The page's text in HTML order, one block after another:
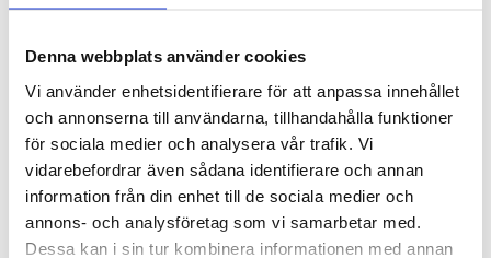
Denna webbplats använder cookies
Vi använder enhetsidentifierare för att anpassa innehållet
och annonserna till användarna, tillhandahålla funktioner
för sociala medier och analysera vår trafik. Vi
vidarebefordrar även sådana identifierare och annan
information från din enhet till de sociala medier och
annons- och analysföretag som vi samarbetar med.
Dessa kan i sin tur kombinera informationen med annan
Kontakt Chemie Våtservetter för
212,00
ARTIKELNR:214625
Tech-Protect polerduk för skärmar - 2 st. -
90,00
117,00
ARTIKELNR:3007809